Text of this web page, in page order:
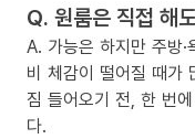
Q. 원룸은 직접 해
A. 가능은 하지만 주방
비 체감이 떨어질 때가
짐 들어오기 전, 한 번
다.